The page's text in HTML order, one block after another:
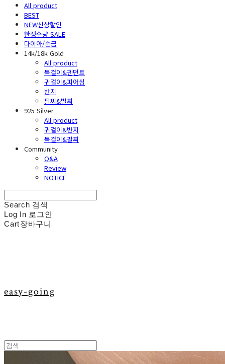
All product
BEST
NEW신상할인
한정수량 SALE
다이아/순금
14k/18k Gold
All product
목걸이&펜던트
귀걸이&피어싱
반지
팔찌&발찌
925 Silver
All product
귀걸이&반지
목걸이&팔찌
Community
Q&A
Review
NOTICE
Search 검색
Log In 로그인
Cart장바구니
easy-going